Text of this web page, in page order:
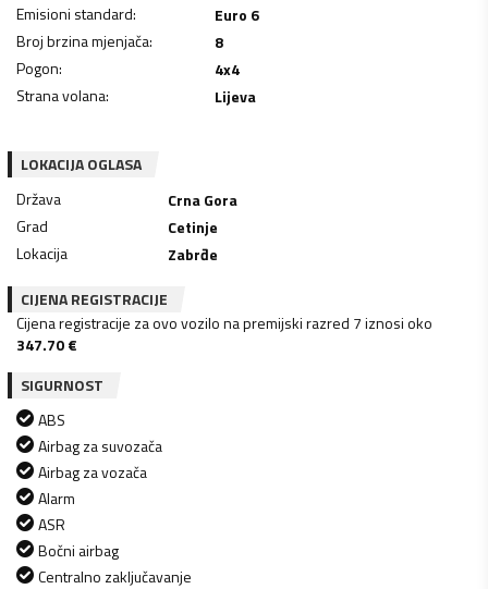
Emisioni standard:
Euro 6
Broj brzina mjenjača:
8
Pogon:
4x4
Strana volana: Lijeva
LOKACIJA OGLASA
Država
Crna Gora
Grad
Cetinje
Lokacija
Zabrđe
CIJENA REGISTRACIJE
Cijena registracije za ovo vozilo na premijski razred 7 iznosi oko
347.70€
SIGURNOST
ABS
Airbag za suvozača
Airbag za vozača
Alarm
ASR
Bočni airbag
Centralno zaključavanje